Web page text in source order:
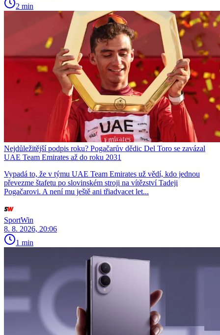
2 min
Nejdůležitější podpis roku? Pogačarův dědic Del Toro se zavázal
UAE Team Emirates až do roku 2031
Vypadá to, že v týmu UAE Team Emirates už vědí, kdo jednou
převezme štafetu po slovinském stroji na vítězství Tadeji
Pogačarovi. A není mu ještě ani třiadvacet let...
SportWin
8. 8. 2026, 20:06
1 min